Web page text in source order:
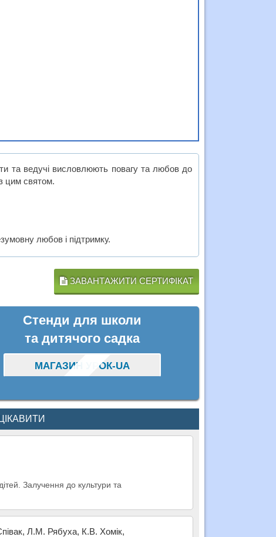
та ведучі висловлюють повагу та любов до
з цим святом.
любов і підтримку.
ЗАВАНТАЖИТИ СЕРТИФІКАТ
Стенди для школи
та дитячого садка
МАГАЗИН УРОК-UA
Залучення до культури та
Л.М. Рябуха, К.В. Хомік,